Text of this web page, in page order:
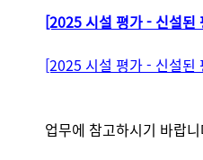
[2025 시설 평가 - 신설된
[2025 시설 평가 - 신설된
업무에 참고하시기 바랍